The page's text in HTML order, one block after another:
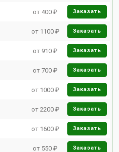
от 400 ₽ Заказать
от 1100 ₽ Заказать
от 910 ₽ Заказать
от 700 ₽ Заказать
от 1000 ₽ Заказать
от 2200 ₽ Заказать
от 1600 ₽ Заказать
от 550 ₽ Заказать